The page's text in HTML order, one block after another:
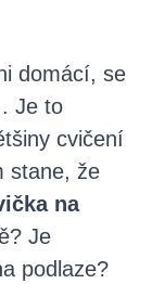
domácí, se
. Je to
cvičení
stane, že
na
Je
podlaze?